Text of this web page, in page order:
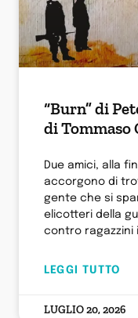
“Burn” di
di
Due amici, alla
accorgono di
gente che si
elicotteri della
contro ragazzini
LEGGI TUTTO
LUGLIO 20, 2026